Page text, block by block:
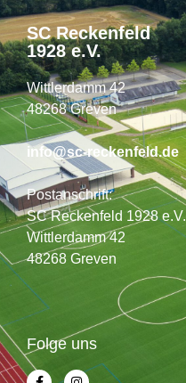
SC Reckenfeld
1928 e.V.
Wittlerdamm 42
48268 Greven
info@sc-reckenfeld.de
Postanschrift:
SC Reckenfeld 1928 e.V.
Wittlerdamm 42
48268 Greven
Folge uns